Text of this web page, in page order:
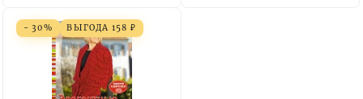
- 30% ВЫГОДА 158 ₽